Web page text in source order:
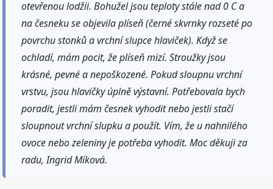
otevřenou lodžii. Bohužel jsou teploty stále nad 0 C a
na česneku se objevila plíseň (černé skvrnky rozseté po
povrchu stonků a vrchní slupce hlaviček). Když se
ochladí, mám pocit, že plíseň mizí. Stroužky jsou
krásné, pevné a nepoškozené. Pokud sloupnu vrchní
vrstvu, jsou hlavičky úplně výstavní. Potřebovala bych
poradit, jestli mám česnek vyhodit nebo jestli stačí
sloupnout vrchní slupku a použít. Vím, že u nahnilého
ovoce nebo zeleniny je potřeba vyhodit. Moc děkuji za
radu, Ingrid Míková.